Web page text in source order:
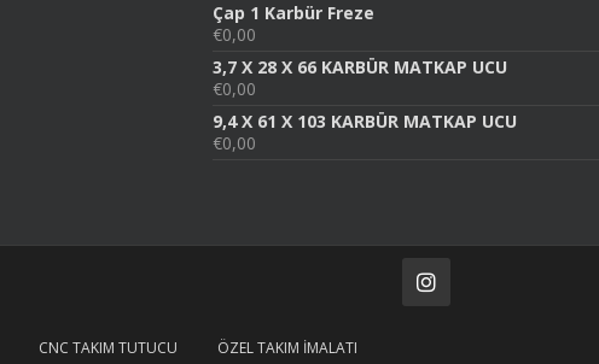
Çap 1 Karbür Freze
€0,00
3,7 X 28 X 66 KARBÜR MATKAP UCU
€0,00
9,4 X 61 X 103 KARBÜR MATKAP UCU
€0,00
CNC TAKIM TUTUCU ÖZEL TAKIM İMALATI